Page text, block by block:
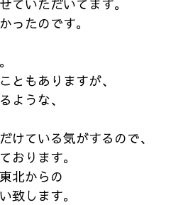
ていただいてます。
ったのです。
ともありますが、
ような、
けている気がするので、
おります。
北からの
致します。